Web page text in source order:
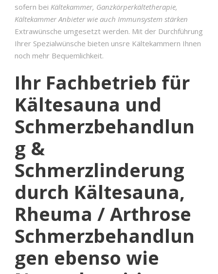
sofern bei Kältekammer, Ganzkörperkältetherapie,
Kältekammer Anbieter wie auch Immunsystem stärken
Extrawünsche umgesetzt werden. Mit der Durchführung
Ihrer Spezialwünsche bieten unsre Kältekammern Ihnen
noch mehr Bequemlichkeit.
Ihr Fachbetrieb für
Kältesauna und
Schmerzbehandlun
g &
Schmerzlinderung
durch Kältesauna,
Rheuma / Arthrose
Schmerzbehandlun
gen ebenso wie